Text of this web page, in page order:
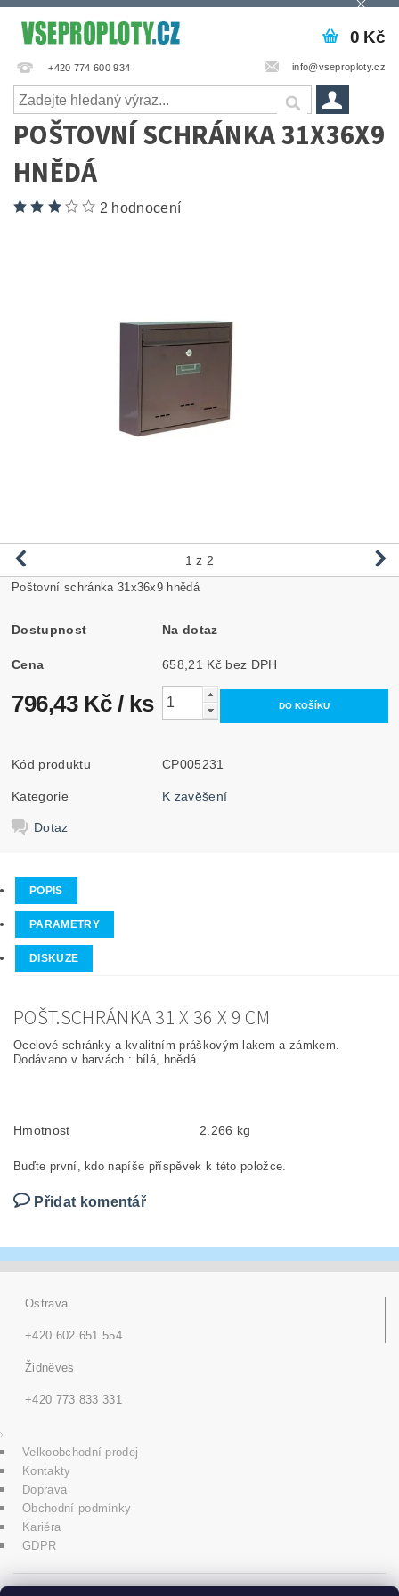
+420 774 600 934 info@vseproploty.cz
0 Kč
POŠTOVNÍ SCHRÁNKA 31X36X9
HNĚDÁ
2 hodnocení
1 z 2
Poštovní schránka 31x36x9 hnědá
Dostupnost Na dotaz
Cena 658,21 Kč bez DPH
796,43 Kč/ ks
Kód produktu CP005231
Kategorie K zavěšení
Dotaz
POPIS
PARAMETRY
DISKUZE
POŠT.SCHRÁNKA 31 X 36 X 9 CM
Ocelové schránky a kvalitním práškovým lakem a zámkem.
Dodávano v barvách : bílá, hnědá
Hmotnost 2.266 kg
Buďte první, kdo napíše příspěvek k této položce.
Přidat komentář
Ostrava
+420 602 651 554
Židněves
+420 773 833 331
Velkoobchodní prodej
Kontakty
Doprava
Obchodní podmínky
Kariéra
GDPR